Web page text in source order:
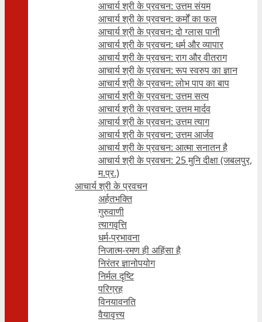
आचार्य श्री के प्रवचन: उत्तम संयम
आचार्य श्री के प्रवचन: कर्मों का फल
आचार्य श्री के प्रवचन: दो ग्लास पानी
आचार्य श्री के प्रवचन: धर्म और व्यापार
आचार्य श्री के प्रवचन: राग और वीतराग
आचार्य श्री के प्रवचन: रूप स्वरुप का ज्ञान
आचार्य श्री के प्रवचन: लोभ पाप का बाप
आचार्य श्री के प्रवचन: उत्तम सत्य
आचार्य श्री के प्रवचन: उत्तम मार्दव
आचार्य श्री के प्रवचन: उत्तम त्याग
आचार्य श्री के प्रवचन: उत्तम आर्जव
आचार्य श्री के प्रवचन: आत्मा सनातन है
आचार्य श्री के प्रवचन: 25 मुनि दीक्षा (जबलपुर,
म.प्र.)
आचार्य श्री के प्रवचन
अर्हतभक्ति
गुरुवाणी
त्यागवृत्ति
धर्म-प्रभावना
निजात्म-रमण ही अहिंसा है
निरंतर ज्ञानोपयोग
निर्मल दृष्टि
परिग्रह
विनयावनति
वैयावृत्त्य